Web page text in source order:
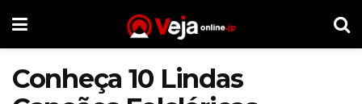
Conheça 10 Lindas